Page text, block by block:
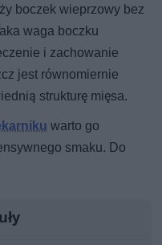
boczek wieprzowy bez
waga boczku
i zachowanie
jest równomiernie
strukturę mięsa.
warto go
smaku. Do